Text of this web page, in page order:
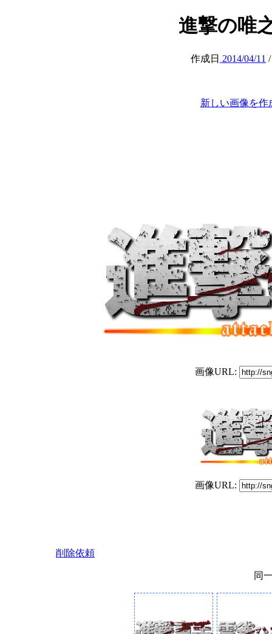
進撃の唯
作成日 2014/04/11
新しい画像を作
画像URL:
画像URL:
削除依頼
同